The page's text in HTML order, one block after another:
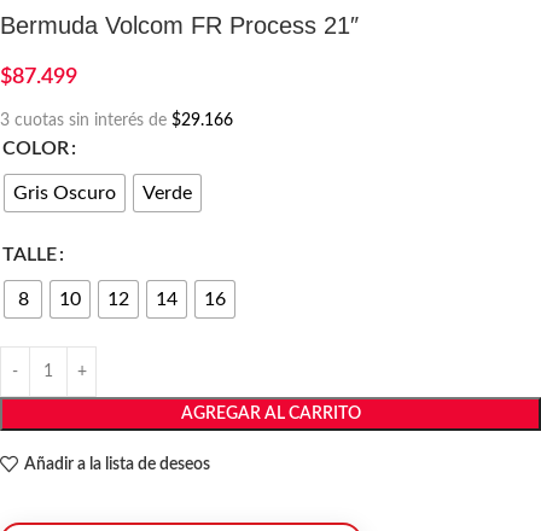
Bermuda Volcom FR Process 21″
$87.499
3 cuotas sin interés de $29.166
COLOR
Gris Oscuro Verde
TALLE
8 10 12 14 16
AGREGAR AL CARRITO
Añadir a la lista de deseos